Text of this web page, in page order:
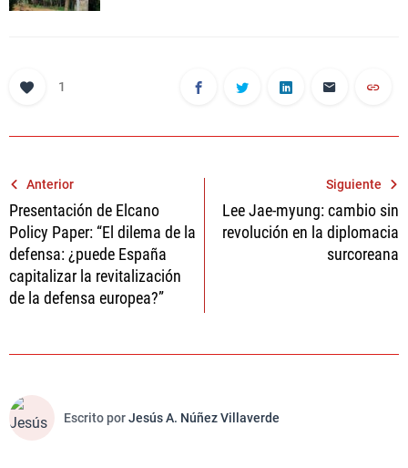
1
Navegación
de
entradas
Anterior
Presentación de Elcano
Policy Paper: “El dilema de la
defensa: ¿puede España
capitalizar la revitalización
de la defensa europea?”
Siguiente
Lee Jae-myung: cambio sin
revolución en la diplomacia
surcoreana
Escrito porJesús A. Núñez Villaverde